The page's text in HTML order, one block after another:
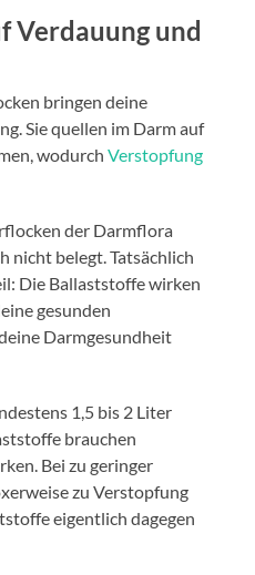
Verdauung und
bringen deine
Sie quellen im Darm auf
wodurchVerstopfung
der Darmflora
nicht belegt. Tatsächlich
Die Ballaststoffe wirken
gesunden
Darmgesundheit
1,5 bis 2 Liter
brauchen
Bei zu geringer
zu Verstopfung
eigentlich dagegen